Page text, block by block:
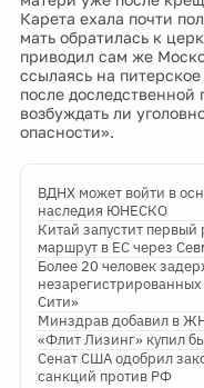
Карета ехала почти
мать обратилась к
приводил сам же
ссылаясь на
после
возбуждать ли
опасности».
ВДНХ может войти в
наследия ЮНЕСКО
Китай запустит
маршрут в ЕС через
Более 20 человек
Сити»
Минздрав добавил в
«Флит Лизинг» купил
Сенат США одобрил
санкций против РФ